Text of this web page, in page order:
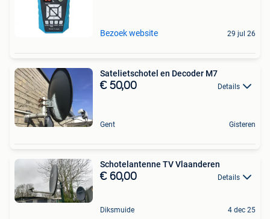
Bezoek website 29 jul 26
Satelietschotel en Decoder M7
€ 50,00 Details
Gent Gisteren
Schotelantenne TV Vlaanderen
€ 60,00 Details
Diksmuide 4 dec 25